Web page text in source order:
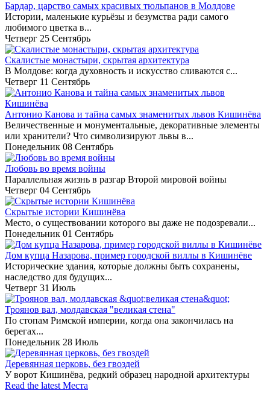
Бардар, царство самых красивых тюльпанов в Молдове
Истории, маленькие курьёзы и безумства ради самого
любимого цветка в...
Четверг 25 Сентябрь
Скалистые монастыри, скрытая архитектура
В Молдове: когда духовность и искусство сливаются с...
Четверг 11 Сентябрь
Антонио Канова и тайна самых знаменитых львов Кишинёва
Величественные и монументальные, декоративные элементы
или хранители? Что символизируют львы в...
Понедельник 08 Сентябрь
Любовь во время войны
Параллельная жизнь в разгар Второй мировой войны
Четверг 04 Сентябрь
Скрытые истории Кишинёва
Место, о существовании которого вы даже не подозревали...
Понедельник 01 Сентябрь
Дом купца Назарова, пример городской виллы в Кишинёве
Исторические здания, которые должны быть сохранены,
наследство для будущих...
Четверг 31 Июль
Троянов вал, молдавская "великая стена"
По стопам Римской империи, когда она закончилась на
берегах...
Понедельник 28 Июль
Деревянная церковь, без гвоздей
У ворот Кишинёва, редкий образец народной архитектуры
Read the latest Места